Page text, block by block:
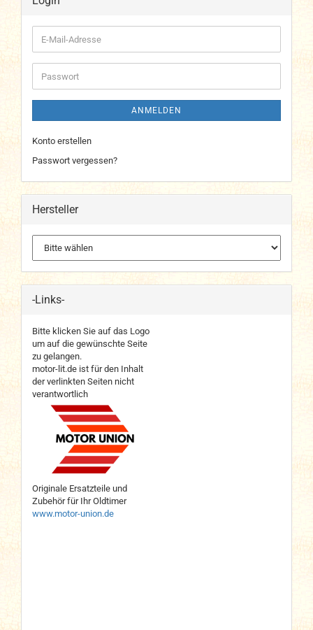
E-
Mail-
Adresse
Passwort
ANMELDEN
Konto erstellen
Passwort vergessen?
Hersteller
-Links-
Bitte klicken Sie auf das Logo
um auf die gewünschte Seite
zu gelangen.
motor-lit.de ist für den Inhalt
der verlinkten Seiten nicht
verantwortlich
Originale Ersatzteile und
Zubehör für Ihr Oldtimer
www.motor-union.de